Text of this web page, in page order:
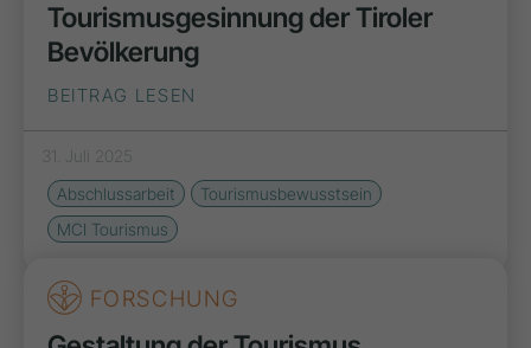
Tourismusgesinnung der Tiroler
Bevölkerung
BEITRAG LESEN
31. Juli 2025
Abschlussarbeit
Tourismusbewusstsein
MCI Tourismus
FORSCHUNG